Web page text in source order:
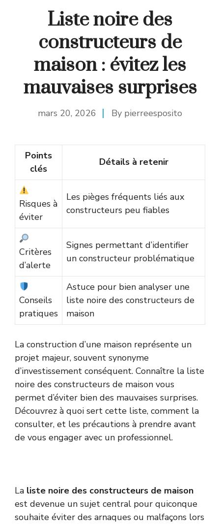
Liste noire des
constructeurs de
maison : évitez les
mauvaises surprises
mars 20, 2026 By pierreesposito
Points
clés
Détails à retenir
Risques à
éviter
Les pièges fréquents liés aux
constructeurs peu fiables
Critères
d’alerte
Signes permettant d’identifier
un constructeur problématique
Conseils
pratiques
Astuce pour bien analyser une
liste noire des constructeurs de
maison
La construction d’une maison représente un
projet majeur, souvent synonyme
d’investissement conséquent. Connaître la liste
noire des constructeurs de maison vous
permet d’éviter bien des mauvaises surprises.
Découvrez à quoi sert cette liste, comment la
consulter, et les précautions à prendre avant
de vous engager avec un professionnel.
La liste noire des constructeurs de maison
est devenue un sujet central pour quiconque
souhaite éviter des arnaques ou malfaçons lors